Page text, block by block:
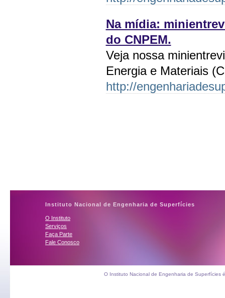
Na mídia:
do CNPEM.
Veja nossa
Energia e Materiais
http://
Instituto Nacional de Engenharia de Superfícies
O Instituto
Serviços
Faça Parte
Fale Conosco
O Instituto Nacional de Engenharia de Superfícies